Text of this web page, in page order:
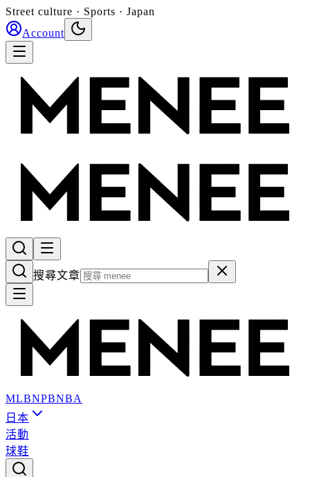
Street culture · Sports · Japan
Account
搜尋文章
MLBNPBNBA
日本
活動
球鞋